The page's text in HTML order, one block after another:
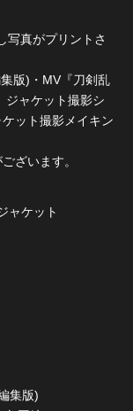
写真がプリントさ
版)・MV『刀剣乱
ジャケット撮影シ
ット撮影メイキン
ざいます。
ャケット
集版)